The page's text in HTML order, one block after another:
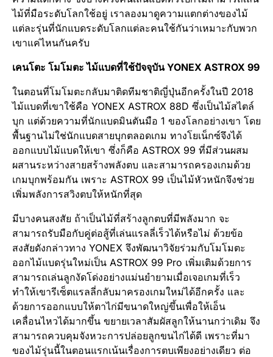
ไม้ที่มือระดับโลกใช้อยู่ เราลองมาดูความแตกต่างของไม้
แต่ละรุ่นที่นักแบดระดับโลกแต่ละคนใช้กันว่าเหมาะกับพวก
เขาแค่ไหนกันครับ
เคนโตะ โมโมตะ ไม้แบดที่ใช้ปัจจุบันYONEX ASTROX 99
ในตอนที่โมโมตะกลับมาติดทีมชาติญี่ปุ่นอีกครั้งในปี 2018
ไม้แบดที่เขาใช้คือ YONEX ASTROX 88D ซึ่งเป็นไม้สไตล์
บุก แต่ด้วยความที่นักแบดมินตันมือ 1 ของโลกอย่างเขา โดย
พื้นฐานไม่ใช่นักแบดสายบุกตลอดเกม ทางโยเน็กซ์จึงได้
ออกแบบไม้แบดให้เขา ซึ่งก็คือ ASTROX 99 ที่มีส่วนผสม
ผสานระหว่างสายสร้างพลังตบ และสามารถครองเกมด้วย
เกมบุกพร้อมกัน เพราะ ASTROX 99 เป็นไม้หัวหนักจึงช่วย
เพิ่มพลังการสวิงตบให้หนักที่สุด
มีบางคนสงสัย ถ้าเป็นไม้ที่สร้างลูกตบที่มีพลังมาก จะ
สามารถรับมือกับคู่ต่อสู้ที่เล่นแรลลี่เร็วได้หรือไม่ ด้วยข้อ
สงสัยดังกล่าวทาง YONEX จึงพัฒนาวิจัยร่วมกับโมโมตะ
ออกไม้แบดรุ่นใหม่เป็น ASTROX 99 Pro เพิ่มเติมด้วยการ
สามารถเล่นลูกงัดโด่งอย่างแม่นยำยามเมื่อเจอเกมที่เร็ว
ทำให้เขารีเซ็ตแรลลี่กลับมาครองเกมใหม่ได้อีกครั้ง และ
ด้วยการออกแบบให้ตาไก่มีขนาดใหญ่ขึ้นเพื่อให้เอ็น
เคลื่อนไหวได้มากขึ้น ขยายเวลาสัมผัสลูกให้นานกว่าเดิม จึง
สามารถควบคุมจังหวะการปล่อยลูกขนไก่ได้ดี เพราะที่มา
ของไม้รุ่นนี้ในตอนแรกเน้นเรื่องการตบเพียงอย่างเดียว ต่อ